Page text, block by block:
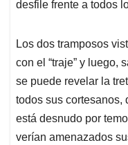
desfile frente a todos
Los dos tramposos
con el “traje” y luego,
se puede revelar la
todos sus cortesanos,
está desnudo por
verían amenazados